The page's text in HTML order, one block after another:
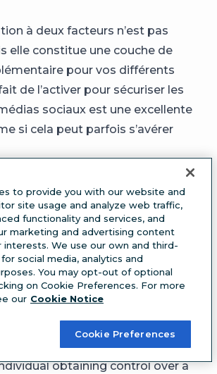
à deux facteurs n’est pas
elle constitue une couche de
pour vos différents
de l’activer pour sécuriser les
sociaux est une excellente
si cela peut parfois s’avérer
d’authentification à deux
au piratage du compte
and Exchange
nous parlions
that the account@SECGov
and we have completed a
Based on our
X’s systems, but rather due to an
obtaining control over a
to provide you with our website and
site usage and analyze web traffic,
functionality and services, and
marketing and advertising content
interests. We use our own and third-
social media, analytics and
You may opt-out of optional
on Cookie Preferences. For more
our Cookie Notice
Cookie Preferences